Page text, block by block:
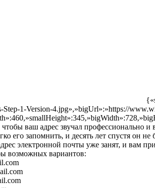
Step-1-Version-4.jpg»,»bigUrl»:»https://
ваш адрес звучал профессионально
его запомнить, и десять лет спустя он
электронной почты уже занят, и вам
возможных вариантов: